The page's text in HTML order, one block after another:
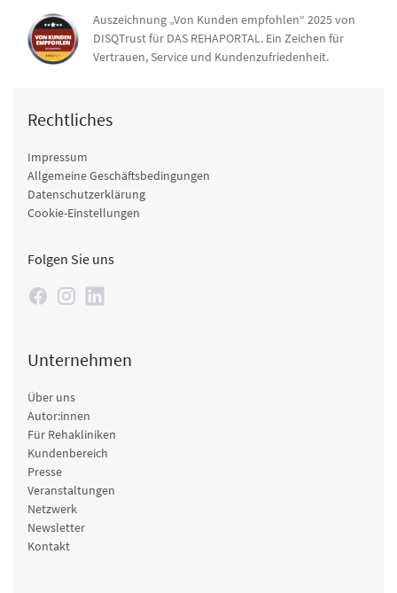
Auszeichnung „Von Kunden empfohlen“ 2025 von
DISQTrust für DAS REHAPORTAL. Ein Zeichen für
Vertrauen, Service und Kundenzufriedenheit.
Rechtliches
Impressum
Allgemeine Geschäftsbedingungen
Datenschutzerklärung
Cookie-Einstellungen
Folgen Sie uns
Unternehmen
Über uns
Autor:innen
Für Rehakliniken
Kundenbereich
Presse
Veranstaltungen
Netzwerk
Newsletter
Kontakt